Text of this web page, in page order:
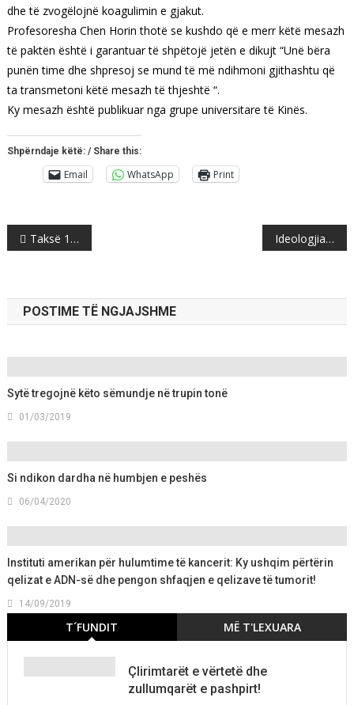
dhe të zvogëlojnë koagulimin e gjakut.
Profesoresha Chen Horin thotë se kushdo që e merr këtë mesazh
të paktën është i garantuar të shpëtojë jetën e dikujt “Unë bëra
punën time dhe shpresoj se mund të më ndihmoni gjithashtu që
ta transmetoni këtë mesazh të thjeshtë “.
Ky mesazh është publikuar nga grupe universitare të Kinës.
Shpërndaje këtë: / Share this:
Email WhatsApp Print
Post
navigation
Taksë 100% ndaj Serbisë, 200% ndaj nesh Ideologjia kombëtare e Ismet Totos
POSTIME TË NGJAJSHME
Sytë tregojnë këto sëmundje në trupin tonë
01/03/2019
Si ndikon dardha në humbjen e peshës
06/04/2020
Instituti amerikan për hulumtime të kancerit: Ky ushqim përtërin
qelizat e ADN-së dhe pengon shfaqjen e qelizave të tumorit!
14/09/2019
T´FUNDIT MË T'LEXUARA
Çlirimtarët e vërtetë dhe
zullumqarët e pashpirt!